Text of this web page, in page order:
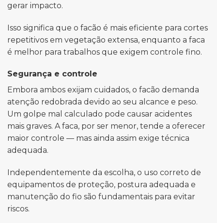
gerar impacto.
Isso significa que o facão é mais eficiente para cortes
repetitivos em vegetação extensa, enquanto a faca
é melhor para trabalhos que exigem controle fino.
Segurança e controle
Embora ambos exijam cuidados, o facão demanda
atenção redobrada devido ao seu alcance e peso.
Um golpe mal calculado pode causar acidentes
mais graves. A faca, por ser menor, tende a oferecer
maior controle — mas ainda assim exige técnica
adequada.
Independentemente da escolha, o uso correto de
equipamentos de proteção, postura adequada e
manutenção do fio são fundamentais para evitar
riscos.